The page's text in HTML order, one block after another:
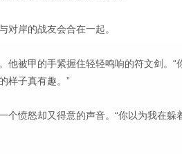
对岸的战友会合在一起。
他被甲的手紧握住轻轻鸣响的符文剑。“
样子真有趣。”
个愤怒却又得意的声音。“你以为我在躲